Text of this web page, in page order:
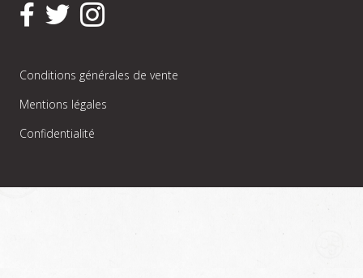
Conditions générales de vente
Mentions légales
Confidentialité